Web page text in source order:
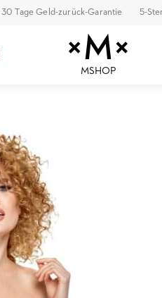
30 Tage Geld-zurück-Garantie 5-
MSHOP